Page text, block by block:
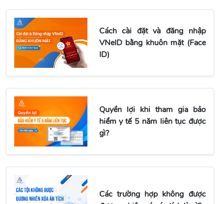
Cách cài đặt và đăng nhập
VNeID bằng khuôn mặt (Face
ID)
Quyền lợi khi tham gia bảo
hiểm y tế 5 năm liên tục được
gì?
Các trường hợp không được